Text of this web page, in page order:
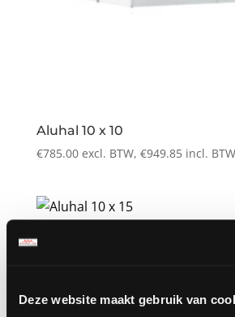
Deze website maakt gebruik van
Aluhal 10 x 10
€785.00 excl. BTW, €949.85incl. BTW
Aluhal 10 x 15